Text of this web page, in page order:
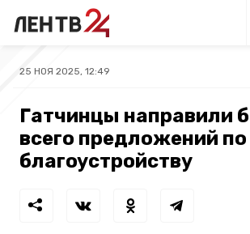
25 НОЯ 2025, 12:49
Гатчинцы направили
всего предложений по
благоустройству